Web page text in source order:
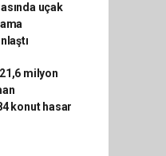
uçak
milyon
konut hasar